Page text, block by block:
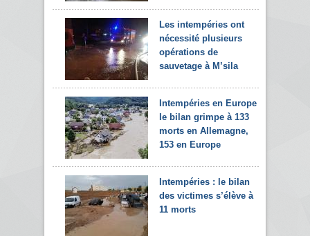
Les intempéries ont
nécessité plusieurs
opérations de
sauvetage à M’sila
Intempéries en Europe :
le bilan grimpe à 133
morts en Allemagne,
153 en Europe
Intempéries : le bilan
des victimes s’élève à
11 morts